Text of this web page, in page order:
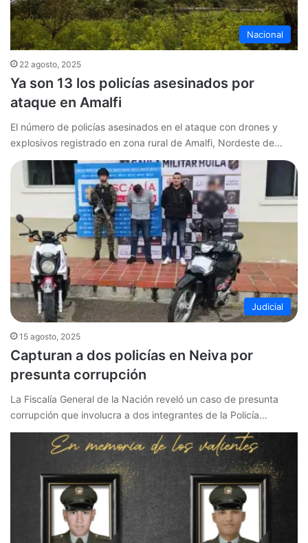
Nacional
22 agosto, 2025
Ya son 13 los policías asesinados por
ataque en Amalfi
El número de policías asesinados en el ataque con drones y
explosivos registrado en zona rural de Amalfi, Nordeste de…
Judicial
15 agosto, 2025
Capturan a dos policías en Neiva por
presunta corrupción
La Fiscalía General de la Nación reveló un caso de presunta
corrupción que involucra a dos integrantes de la Policía…